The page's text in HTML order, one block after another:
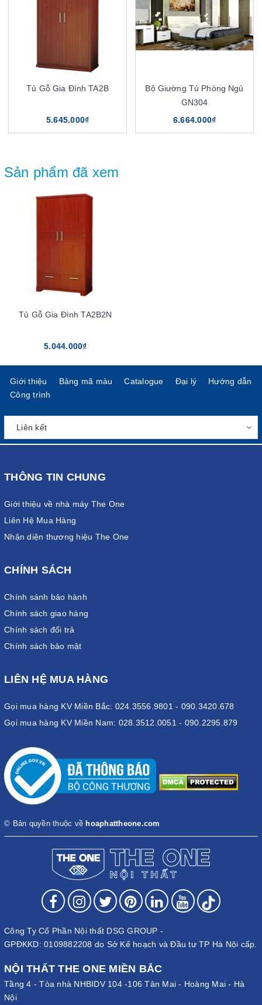
Tủ Gỗ Gia Đình TA2B
5.645.000₫
Bộ Giường Tủ Phòng Ngủ
GN304
6.664.000₫
Sản phẩm đã xem
Tủ Gỗ Gia Đình TA2B2N
5.044.000₫
Giới thiệu Bảng mã màu Catalogue Đại lý
Hướng dẫn
Công trình
THÔNG TIN CHUNG
Giới thiệu về nhà máy The One
Liên Hệ Mua Hàng
Nhận diện thương hiệu The One
CHÍNH SÁCH
Chính sánh bảo hành
Chính sách giao hàng
Chính sách đổi trả
Chính sách bảo mật
LIÊN HỆ MUA HÀNG
Gọi mua hàng KV Miền Bắc: 024.3556.9801 - 090.3420.678
Gọi mua hàng KV Miền Nam: 028.3512.0051 - 090.2295.879
© Bản quyền thuộc về hoaphattheone.com
Công Ty Cổ Phần Nội thất DSG GROUP -
GPĐKKD: 0109882208 do Sở Kế hoạch và Đầu tư TP Hà Nội cấp.
NỘI THẤT THE ONE MIỀN BẮC
Tầng 4 - Tòa nhà NHBIDV 104 -106 Tân Mai - Hoàng Mai - Hà
Nội